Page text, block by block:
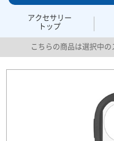
アクセサリー
トップ
こちらの商品は選択中の